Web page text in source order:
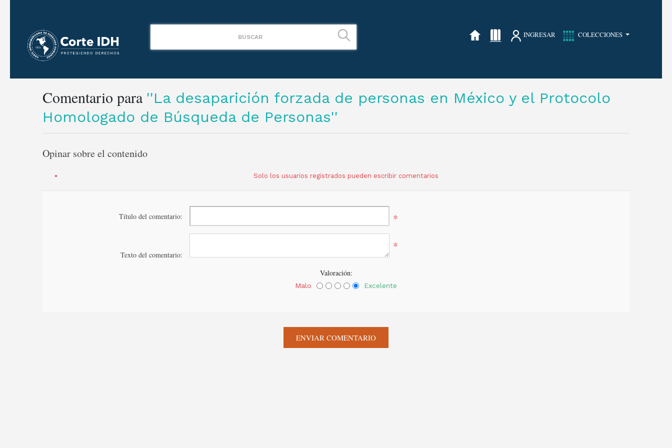
INGRESAR COLECCIONES
Comentario para
La desaparición forzada de personas en México y el Protocolo
Homologado de Búsqueda de Personas
Opinar sobre el contenido
Solo los usuarios registrados pueden escribir comentarios
Título del comentario: *
Texto del comentario:
*
Valoración:
Malo Excelente